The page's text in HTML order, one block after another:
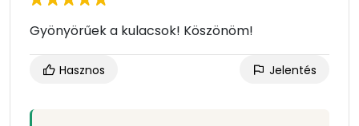
Gyönyörűek a kulacsok! Köszönöm!
Hasznos Jelentés